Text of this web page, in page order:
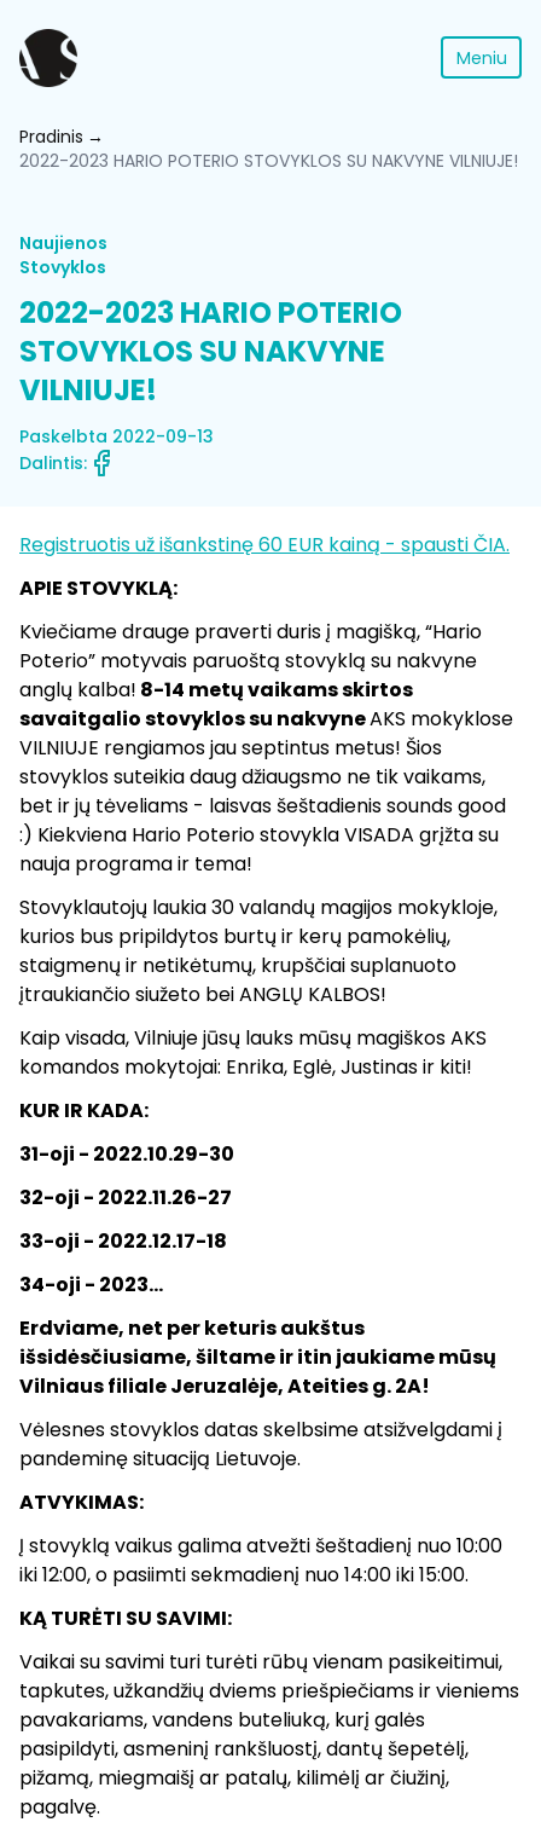
Meniu
Pradinis
2022-2023 HARIO POTERIO STOVYKLOS SU NAKVYNE VILNIUJE!
Naujienos
Stovyklos
2022-2023 HARIO POTERIO
STOVYKLOS SU NAKVYNE
VILNIUJE!
Paskelbta 2022-09-13
Dalintis:
Registruotis už išankstinę 60 EUR kainą - spausti ČIA.
APIE STOVYKLĄ:
Kviečiame drauge praverti duris į magišką, “Hario
Poterio” motyvais paruoštą stovyklą su nakvyne
anglų kalba! 8-14 metų vaikams skirtos
savaitgalio stovyklos su nakvyneAKS mokyklose
VILNIUJE rengiamos jau septintus metus! Šios
stovyklos suteikia daug džiaugsmo ne tik vaikams,
bet ir jų tėveliams - laisvas šeštadienis sounds good
:) Kiekviena Hario Poterio stovykla VISADA grįžta su
nauja programa ir tema!
Stovyklautojų laukia 30 valandų magijos mokykloje,
kurios bus pripildytos burtų ir kerų pamokėlių,
staigmenų ir netikėtumų, krupščiai suplanuoto
įtraukiančio siužeto bei ANGLŲ KALBOS!
Kaip visada, Vilniuje jūsų lauks mūsų magiškos AKS
komandos mokytojai: Enrika, Eglė, Justinas ir kiti!
KUR IR KADA:
31-oji - 2022.10.29-30
32-oji - 2022.11.26-27
33-oji - 2022.12.17-18
34-oji - 2023...
Erdviame, net per keturis aukštus
išsidėsčiusiame, šiltame ir itin jaukiame mūsų
Vilniaus filiale Jeruzalėje, Ateities g. 2A!
Vėlesnes stovyklos datas skelbsime atsižvelgdami į
pandeminę situaciją Lietuvoje.
ATVYKIMAS:
Į stovyklą vaikus galima atvežti šeštadienį nuo 10:00
iki 12:00, o pasiimti sekmadienį nuo 14:00 iki 15:00.
KĄ TURĖTI SU SAVIMI:
Vaikai su savimi turi turėti rūbų vienam pasikeitimui,
tapkutes, užkandžių dviems priešpiečiams ir vieniems
pavakariams, vandens buteliuką, kurį galės
pasipildyti, asmeninį rankšluostį, dantų šepetėlį,
pižamą, miegmaišį ar patalų, kilimėlį ar čiužinį,
pagalvę.